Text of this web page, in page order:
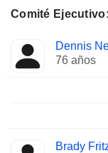
Comité
Director
ocupadas
Dennis
76 años
Brady